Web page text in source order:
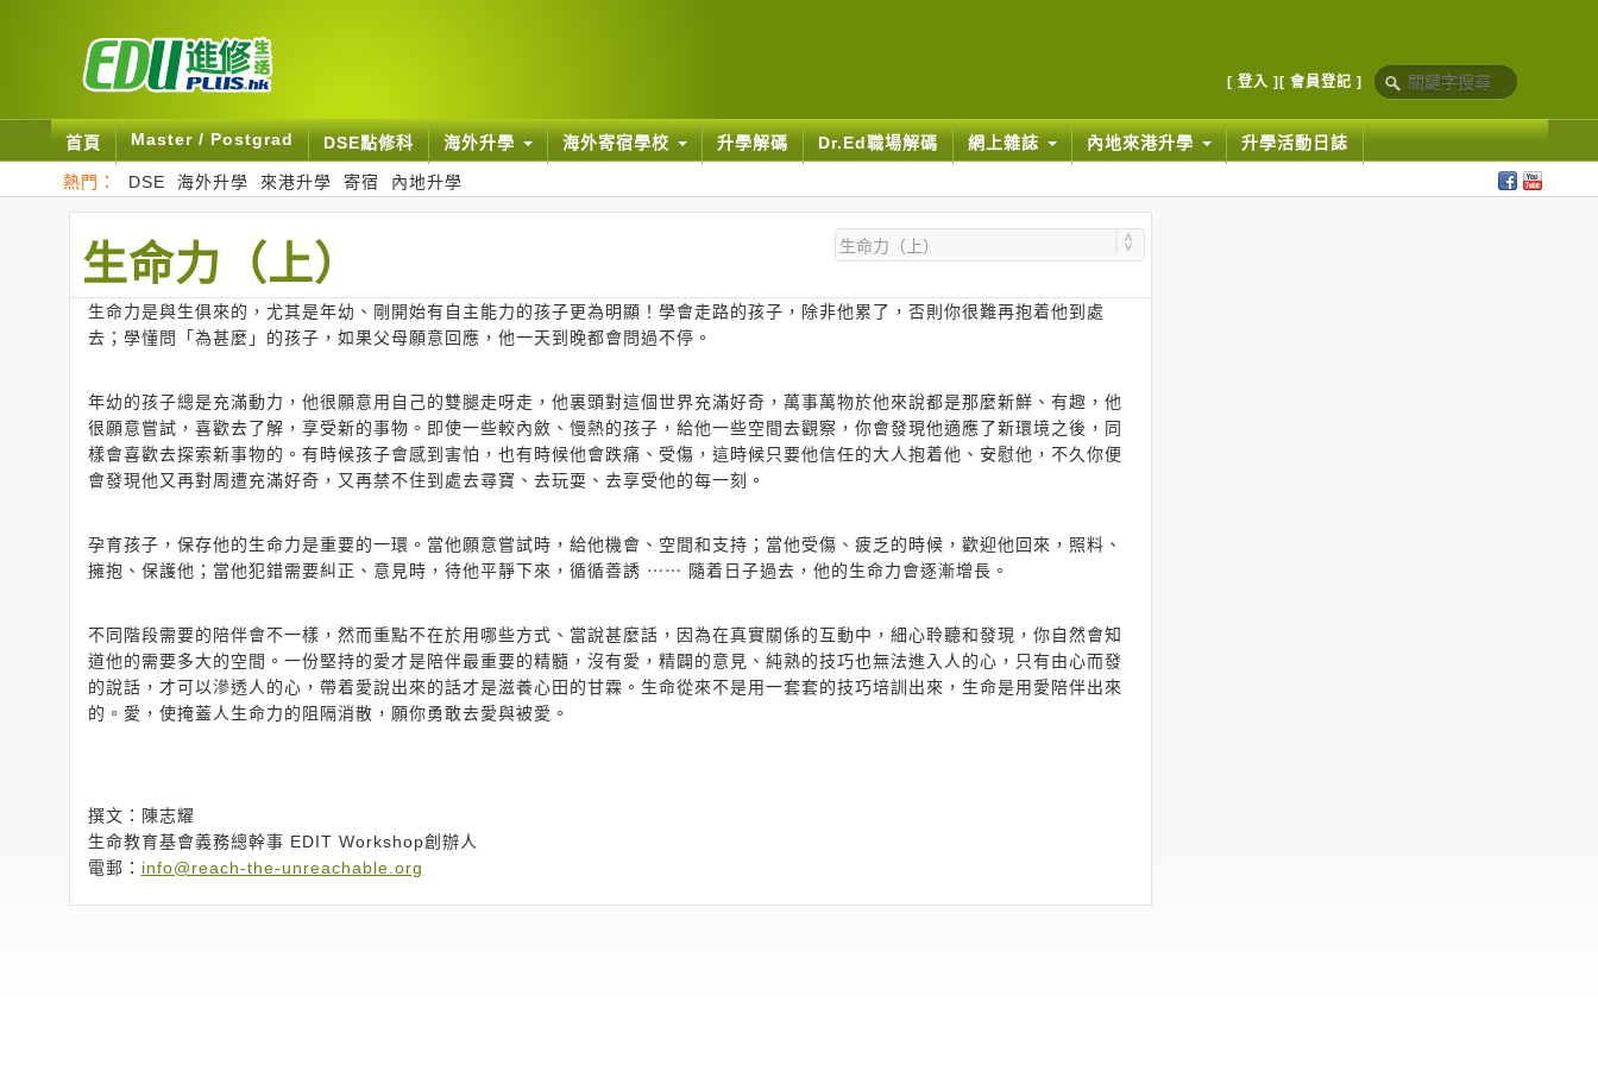
[ 登入 ] [ 會員登記 ]
首頁 Master / Postgrad DSE點修科 海外升學 海外寄宿學校 升學解碼 Dr.Ed職場解碼 網上雜誌 內地來港升學 升學活動日誌
熱門： DSE 海外升學 來港升學 寄宿 內地升學
生命力（上）
生命力是與生俱來的，尤其是年幼、剛開始有自主能力的孩子更為明顯！學會走路的孩子，除非他累了，否則你很難再抱着他到處
去；學懂問「為甚麼」的孩子，如果父母願意回應，他一天到晚都會問過不停。
年幼的孩子總是充滿動力，他很願意用自己的雙腿走呀走，他裏頭對這個世界充滿好奇，萬事萬物於他來說都是那麼新鮮、有趣，他
很願意嘗試，喜歡去了解，享受新的事物。即使一些較內斂、慢熱的孩子，給他一些空間去觀察，你會發現他適應了新環境之後，同
樣會喜歡去探索新事物的。有時候孩子會感到害怕，也有時候他會跌痛、受傷，這時候只要他信任的大人抱着他、安慰他，不久你便
會發現他又再對周遭充滿好奇，又再禁不住到處去尋寶、去玩耍、去享受他的每一刻。
孕育孩子，保存他的生命力是重要的一環。當他願意嘗試時，給他機會、空間和支持；當他受傷、疲乏的時候，歡迎他回來，照料、
擁抱、保護他；當他犯錯需要糾正、意見時，待他平靜下來，循循善誘 ⋯⋯ 隨着日子過去，他的生命力會逐漸增長。
不同階段需要的陪伴會不一樣，然而重點不在於用哪些方式、當說甚麼話，因為在真實關係的互動中，細心聆聽和發現，你自然會知
道他的需要多大的空間。一份堅持的愛才是陪伴最重要的精髓，沒有愛，精闢的意見、純熟的技巧也無法進入人的心，只有由心而發
的說話，才可以滲透人的心，帶着愛說出來的話才是滋養心田的甘霖。生命從來不是用一套套的技巧培訓出來，生命是用愛陪伴出來
的。愛，使掩蓋人生命力的阻隔消散，願你勇敢去愛與被愛。
撰文：陳志耀
生命教育基會義務總幹事 EDIT Workshop創辦人
電郵： info@reach-the-unreachable.org